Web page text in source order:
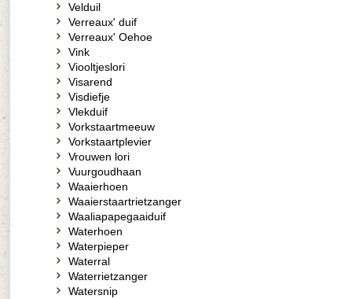
Velduil
Verreaux' duif
Verreaux' Oehoe
Vink
Viooltjeslori
Visarend
Visdiefje
Vlekduif
Vorkstaartmeeuw
Vorkstaartplevier
Vrouwen lori
Vuurgoudhaan
Waaierhoen
Waaierstaartrietzanger
Waaliapapegaaiduif
Waterhoen
Waterpieper
Waterral
Waterrietzanger
Watersnip